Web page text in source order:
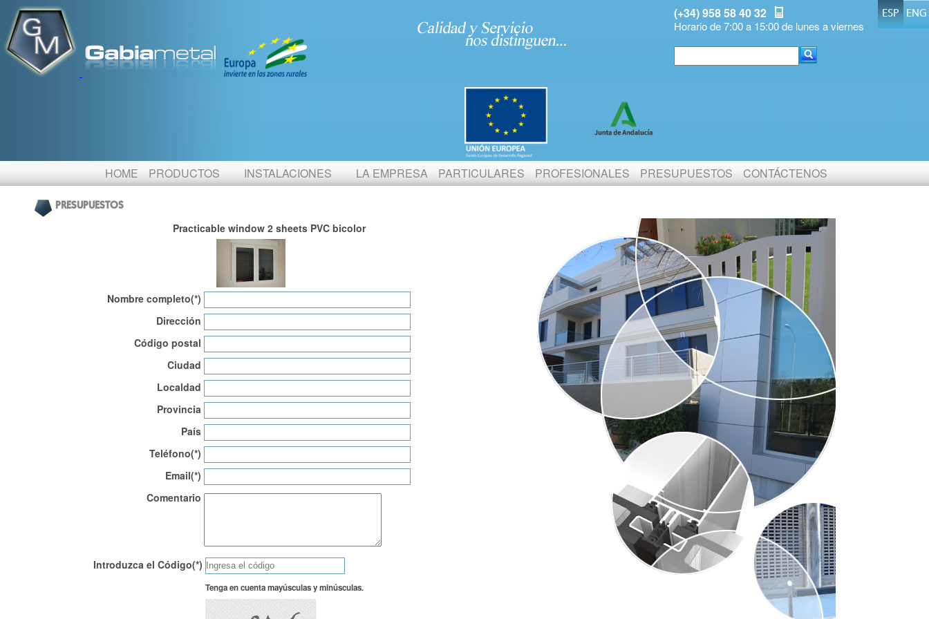
(+34) 958 58 40 32
Horario de 7:00 a 15:00 de lunes a viernes
ESP ENG
HOME PRODUCTOS INSTALACIONES LA EMPRESA PARTICULARES PROFESIONALES PRESUPUESTOS CONTÁCTENOS
PRESUPUESTOS
Practicable window 2 sheets PVC bicolor
Nombre completo(*)
Dirección
Código postal
Ciudad
Localdad
Provincia
País
Teléfono(*)
Email(*)
Comentario
Introduzca el Código(*)
Tenga en cuenta mayúsculas y minúsculas.